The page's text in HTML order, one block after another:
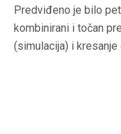
Predviđeno je bilo
kombinirani i točan
(simulacija) i kresanje